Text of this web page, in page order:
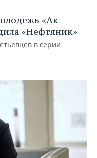
«Ак
«Нефтяник»
в серии